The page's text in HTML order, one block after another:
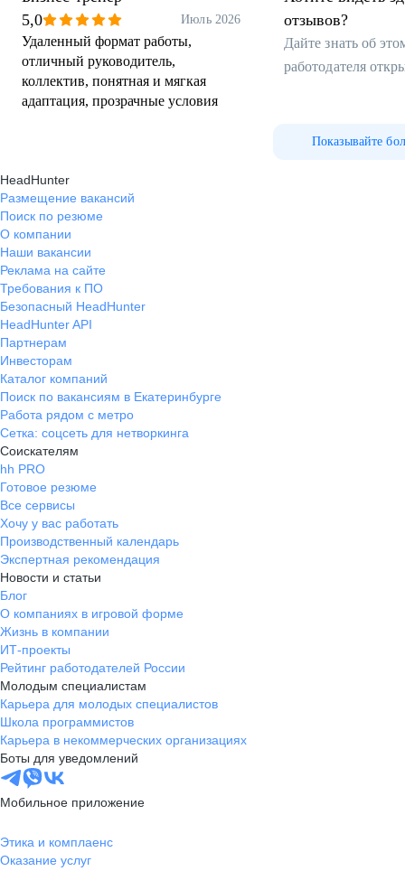
5,0
Июль 2026
Удаленный формат работы,
отличный руководитель,
коллектив, понятная и мягкая
адаптация, прозрачные условия
отзывов?
Дайте знать об
работодателя
Показывайте
HeadHunter
Размещение вакансий
Поиск по резюме
О компании
Наши вакансии
Реклама на сайте
Требования к ПО
Безопасный HeadHunter
HeadHunter API
Партнерам
Инвесторам
Каталог компаний
Поиск по вакансиям в Екатеринбурге
Работа рядом с метро
Сетка: соцсеть для нетворкинга
Соискателям
hh PRO
Готовое резюме
Все сервисы
Хочу у вас работать
Производственный календарь
Экспертная рекомендация
Новости и статьи
Блог
О компаниях в игровой форме
Жизнь в компании
ИТ-проекты
Рейтинг работодателей России
Молодым специалистам
Карьера для молодых специалистов
Школа программистов
Карьера в некоммерческих организациях
Боты для уведомлений
Мобильное приложение
Этика и комплаенс
Оказание услуг